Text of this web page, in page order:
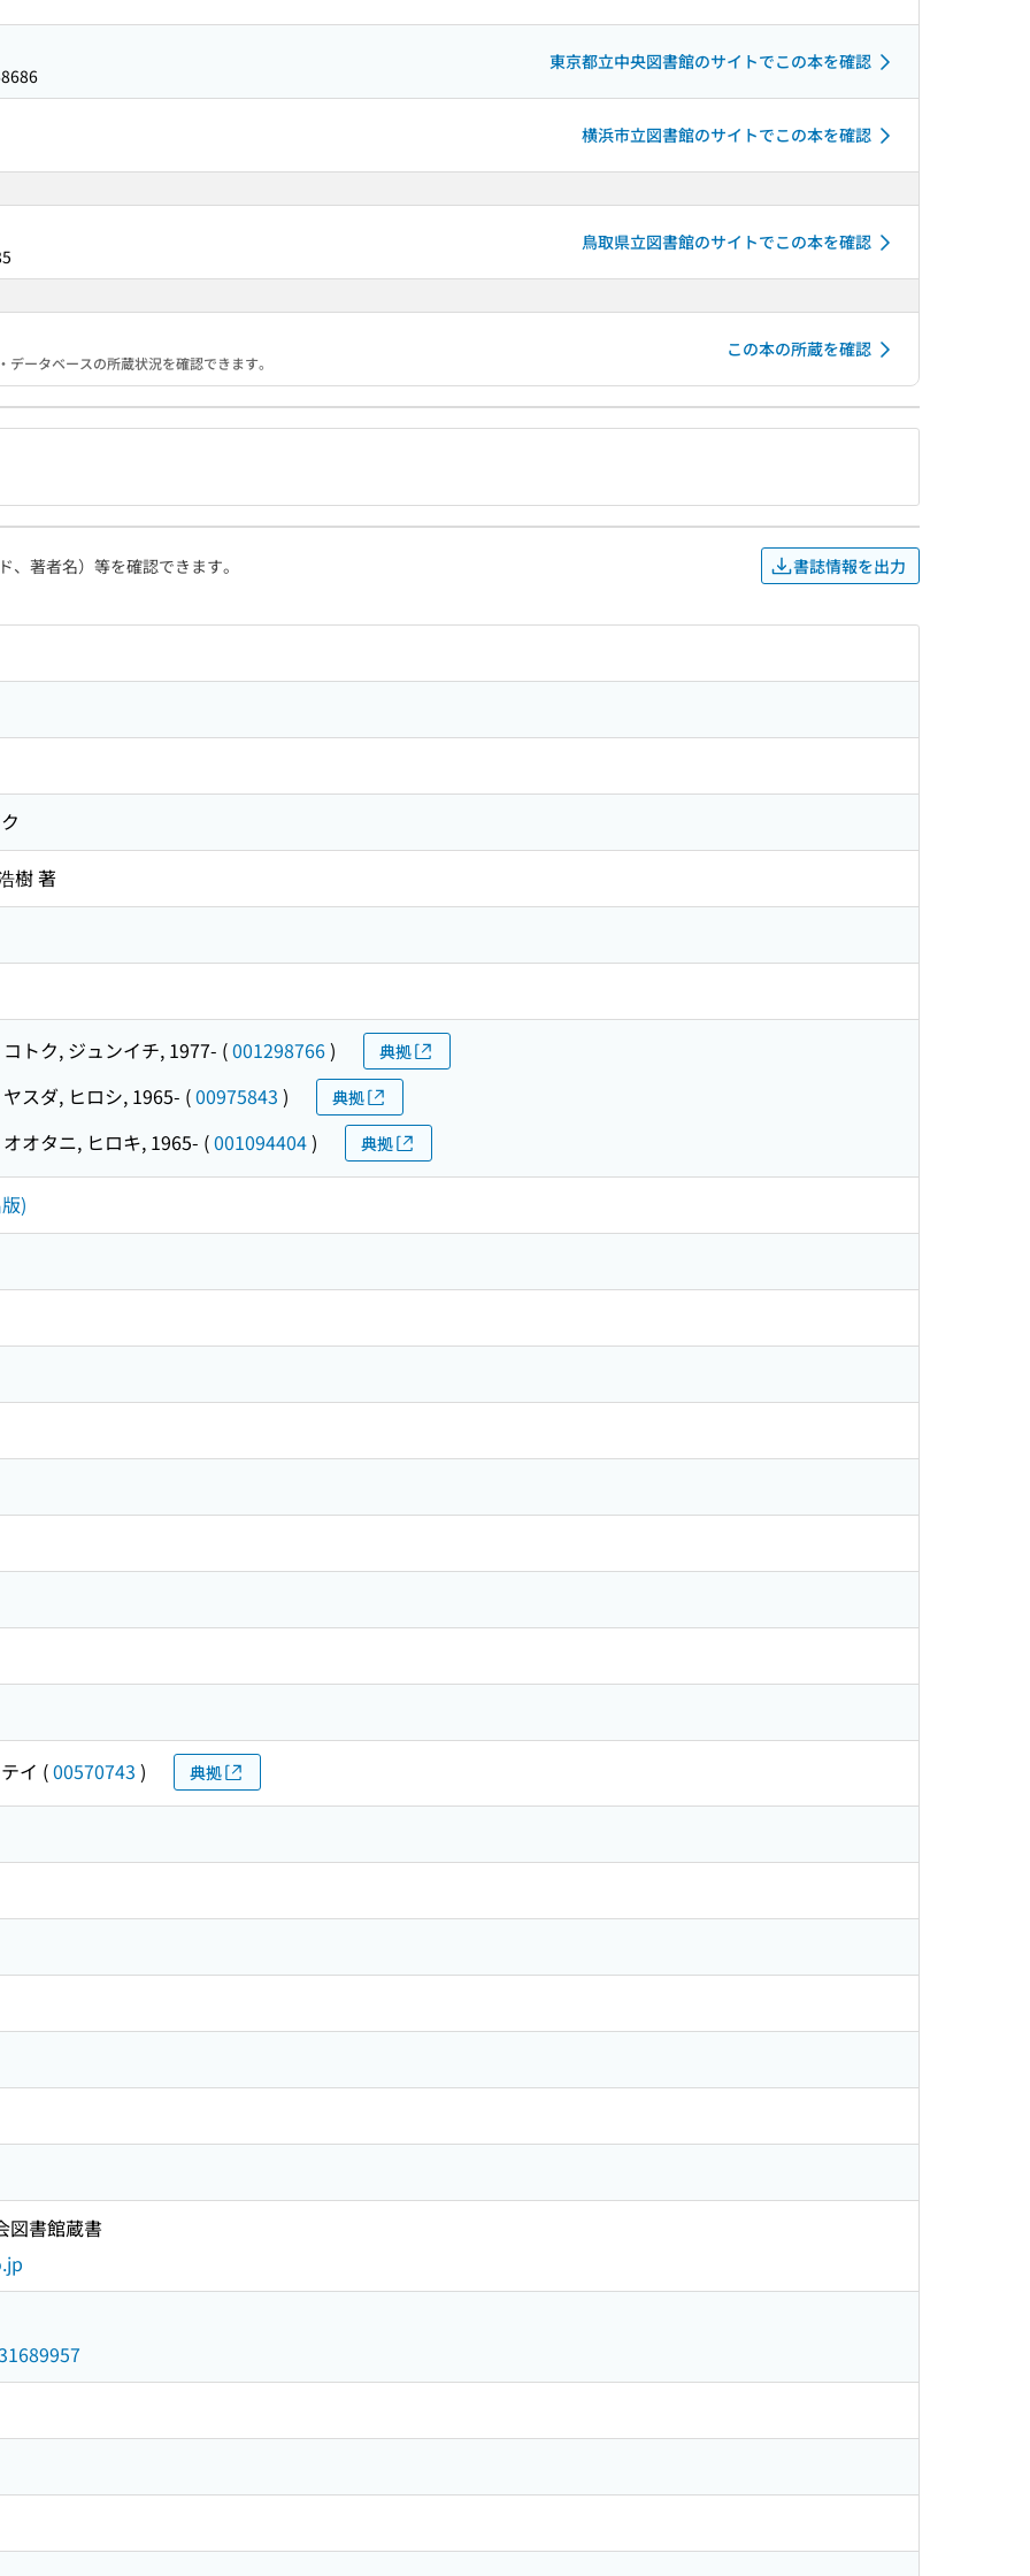
東京都立中央図書館のサイトでこの本を確認
横浜市立図書館のサイトでこの本を確認
鳥取県立図書館のサイトでこの本を確認
ータベースの所蔵状況を確認できます。
この本の所蔵を確認
著者名）等を確認できます。 書誌情報を出力
樹 著
コトク, ジュンイチ, 1977- (001298766) 典拠
ヤスダ, ヒロシ, 1965- (00975843 ) 典拠
オオタニ, ヒロキ, 1965- (001094404) 典拠
)
イ (00570743 ) 典拠
図書館蔵書